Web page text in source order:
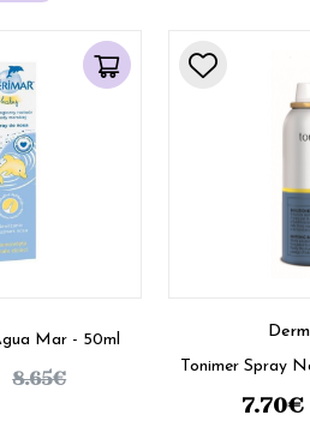
Mar - 50ml
8.65€
Tonimer Spray
7.70€